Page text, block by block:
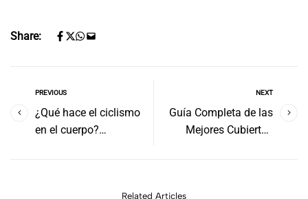
Share:
PREVIOUS
¿Qué hace el ciclismo
en el cuerpo?
NEXT
Guía Completa de las
Mejores Cubiertas
Related Articles